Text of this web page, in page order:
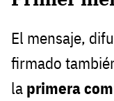
El mensaje,
firmado
la primera